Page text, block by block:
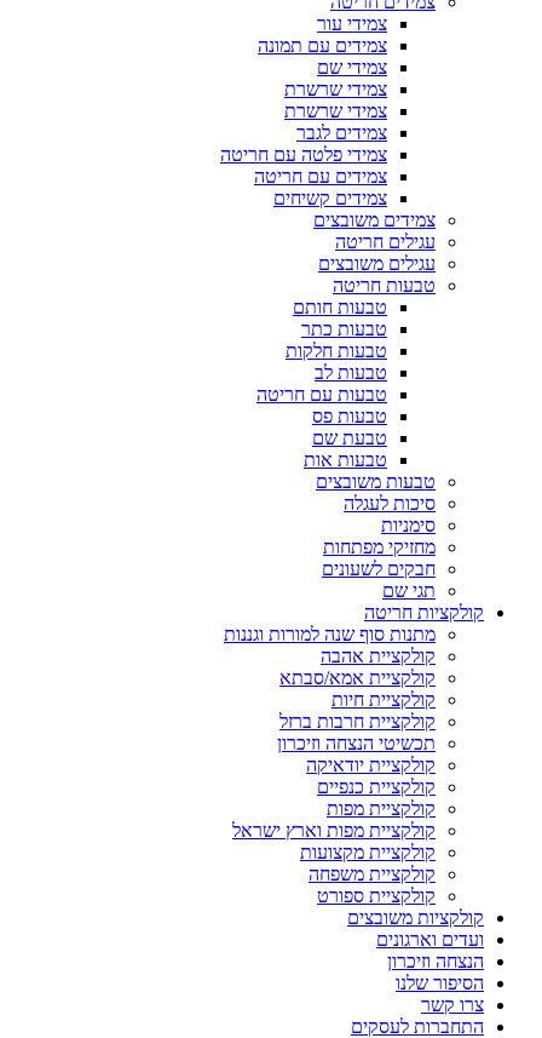
צמידי עור
צמידים עם תמונה
צמידי שם
צמידי שרשרת
צמידי שרשרת
צמידים לגבר
צמידי פלטה עם חריטה
צמידים עם חריטה
צמידים קשיחים
צמידים משובצים
עגילים חריטה
עגילים משובצים
טבעות חריטה
טבעות חותם
טבעות כתר
טבעות חלקות
טבעות לב
טבעות עם חריטה
טבעות פס
טבעת שם
טבעות אות
טבעות משובצים
סיכות לעגלה
סימניות
מחזיקי מפתחות
חבקים לשעונים
תגי שם
קולקציות חריטה
מתנות סוף שנה למורות וגננות
קולקציית אהבה
קולקציית אמא/סבתא
קולקציית חיות
קולקציית חרבות ברזל
תכשיטי הנצחה וזיכרון
קולקציית יודאיקה
קולקציית כנפיים
קולקציית מפות
קולקציית מפות וארץ ישראל
קולקציית מקצועות
קולקציית משפחה
קולקציית ספורט
קולקציות משובצים
ועדים וארגונים
הנצחה וזיכרון
הסיפור שלנו
צרו קשר
התחברות לעסקים